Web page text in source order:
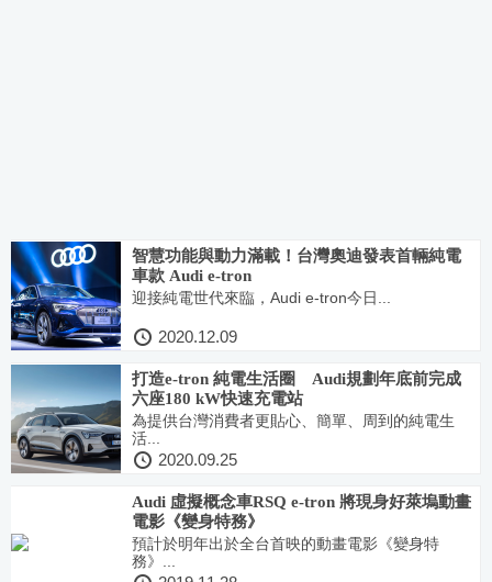
智慧功能與動力滿載！台灣奧迪發表首輛純電
車款 Audi e-tron
迎接純電世代來臨，Audi e-tron今日...
2020.12.09
打造e-tron 純電生活圈 Audi規劃年底前完成
六座180 kW快速充電站
為提供台灣消費者更貼心、簡單、周到的純電生
活...
2020.09.25
Audi 虛擬概念車RSQ e-tron 將現身好萊塢動畫
電影《變身特務》
預計於明年出於全台首映的動畫電影《變身特
務》...